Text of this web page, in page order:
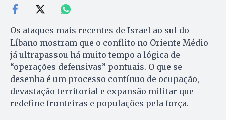
Os ataques mais recentes de Israel ao sul do
Líbano mostram que o conflito no Oriente Médio
já ultrapassou há muito tempo a lógica de
“operações defensivas” pontuais. O que se
desenha é um processo contínuo de ocupação,
devastação territorial e expansão militar que
redefine fronteiras e populações pela força.